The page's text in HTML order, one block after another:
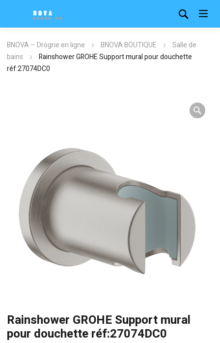
BNOVA – Drogrie en ligne BNOVA BOUTIQUE
Salle de
bains
Rainshower GROHE Support mural pour douchette
réf:27074DC0
Rainshower GROHE Support mural
pour douchette réf:27074DC0